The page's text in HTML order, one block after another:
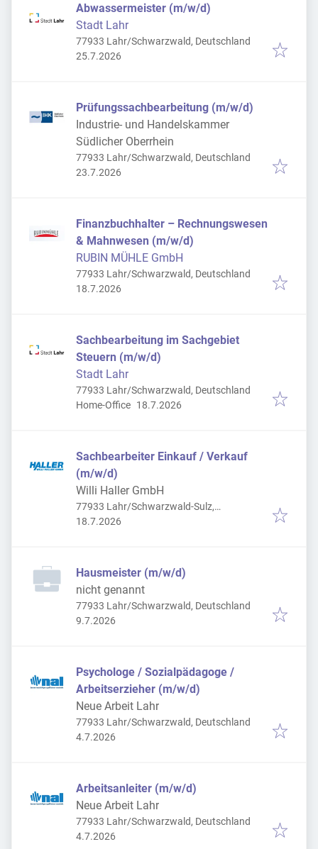
Abwassermeister (m/w/d)
Stadt Lahr
77933 Lahr/Schwarzwald, Deutschland
Veröffentlicht
25.7.2026
Prüfungssachbearbeitung (m/w/d)
Industrie- und Handelskammer
Südlicher Oberrhein
77933 Lahr/Schwarzwald, Deutschland
Veröffentlicht
23.7.2026
Finanzbuchhalter – Rechnungswesen
& Mahnwesen (m/w/d)
RUBIN MÜHLE GmbH
77933 Lahr/Schwarzwald, Deutschland
Veröffentlicht
18.7.2026
Sachbearbeitung im Sachgebiet
Steuern (m/w/d)
Stadt Lahr
77933 Lahr/Schwarzwald, Deutschland
Home-Office Veröffentlicht
18.7.2026
Sachbearbeiter Einkauf / Verkauf
(m/w/d)
Willi Haller GmbH
77933 Lahr/Schwarzwald-Sulz,
Deutschland
Veröffentlicht
18.7.2026
Hausmeister (m/w/d)
nicht genannt
77933 Lahr/Schwarzwald, Deutschland
Veröffentlicht
9.7.2026
Psychologe / Sozialpädagoge /
Arbeitserzieher (m/w/d)
Neue Arbeit Lahr
77933 Lahr/Schwarzwald, Deutschland
Veröffentlicht
4.7.2026
Arbeitsanleiter (m/w/d)
Neue Arbeit Lahr
77933 Lahr/Schwarzwald, Deutschland
Veröffentlicht
4.7.2026